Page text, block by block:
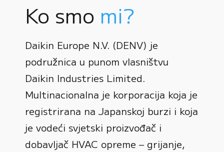
Ko smo mi?
Daikin Europe N.V. (DENV) je
podružnica u punom vlasništvu
Daikin Industries Limited.
Multinacionalna je korporacija koja je
registrirana na Japanskoj burzi i koja
je vodeći svjetski proizvođač i
dobavljač HVAC opreme – grijanje,
0